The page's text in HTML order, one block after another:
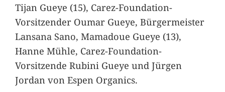
Tijan Gueye (15), Carez-Foundation-
Vorsitzender Oumar Gueye, Bürgermeister
Lansana Sano, Mamadoue Gueye (13),
Hanne Mühle, Carez-Foundation-
Vorsitzende Rubini Gueye und Jürgen
Jordan von Espen Organics.